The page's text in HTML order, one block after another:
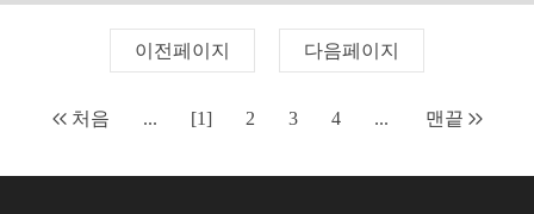
이전페이지 다음페이지
처음 ... [1] 2 3 4 ... 맨끝